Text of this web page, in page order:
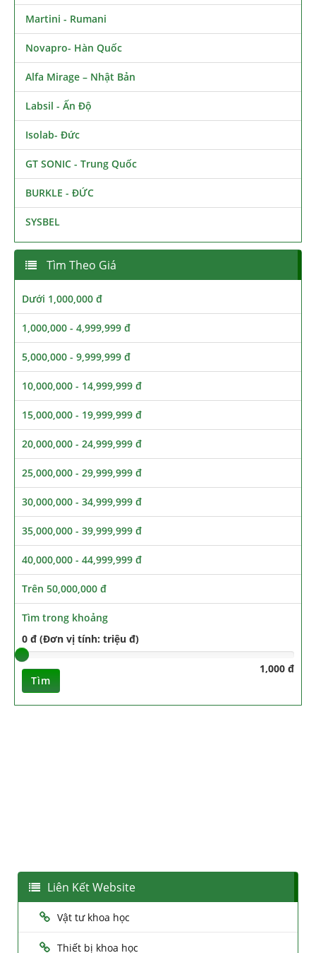
Martini - Rumani
Novapro- Hàn Quốc
Alfa Mirage – Nhật Bản
Labsil - Ấn Độ
Isolab- Đức
GT SONIC - Trung Quốc
BURKLE - ĐỨC
SYSBEL
Tìm Theo Giá
Dưới 1,000,000 đ
1,000,000 - 4,999,999 đ
5,000,000 - 9,999,999 đ
10,000,000 - 14,999,999 đ
15,000,000 - 19,999,999 đ
20,000,000 - 24,999,999 đ
25,000,000 - 29,999,999 đ
30,000,000 - 34,999,999 đ
35,000,000 - 39,999,999 đ
40,000,000 - 44,999,999 đ
Trên 50,000,000 đ
Tìm trong khoảng
0 đ (Đơn vị tính: triệu đ)
1,000 đ
Tìm
Liên Kết Website
Vật tư khoa học
Thiết bị khoa học